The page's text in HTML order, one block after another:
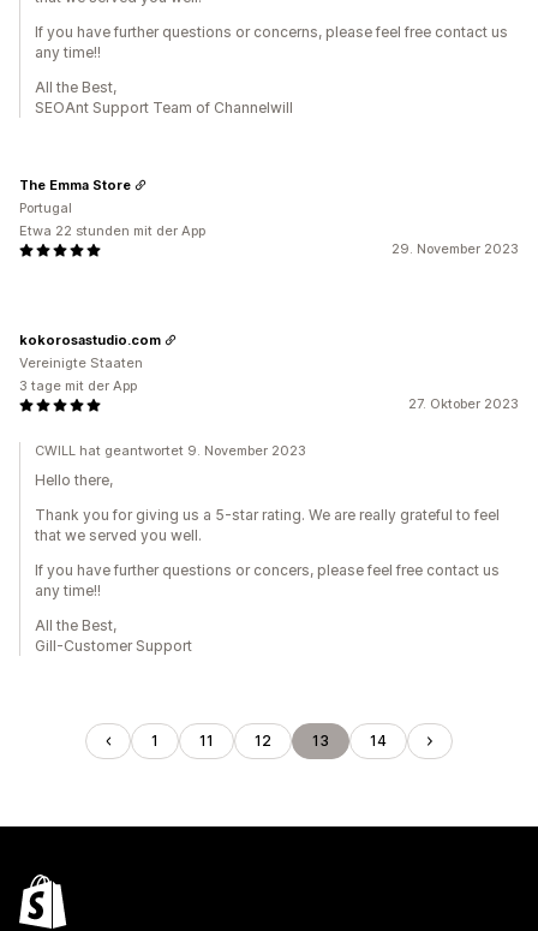
If you have further questions or concerns, please feel free contact us
any time!!
All the Best,
SEOAnt Support Team of Channelwill
29. November 2023
The Emma Store
Portugal
Etwa 22 stunden mit der App
27. Oktober 2023
kokorosastudio.com
Vereinigte Staaten
3 tage mit der App
CWILL hat geantwortet 9. November 2023
Hello there,
Thank you for giving us a 5-star rating. We are really grateful to feel
that we served you well.
If you have further questions or concers, please feel free contact us
any time!!
All the Best,
Gill-Customer Support
1 11 12 13 14